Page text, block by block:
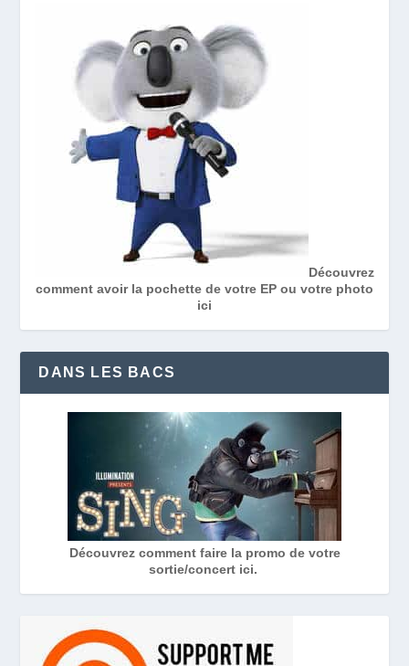
Découvrez
comment avoir la pochette de votre EP ou votre photo
ici
DANS LES BACS
Découvrez comment faire la promo de votre
sortie/concert ici.